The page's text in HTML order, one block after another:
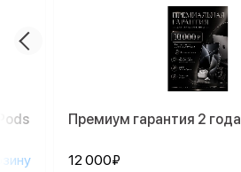
Премиум гарантия 2 года
12 000₽